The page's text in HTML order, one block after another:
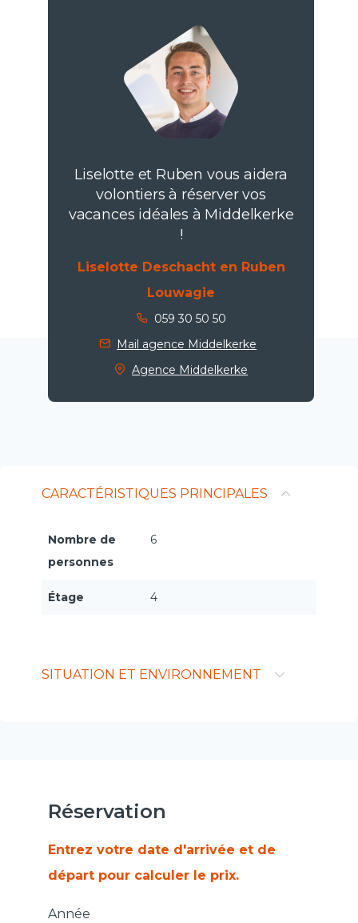
Liselotte et Ruben vous aidera
volontiers à réserver vos
vacances idéales à Middelkerke
!
Liselotte Deschacht en Ruben
Louwagie
059 30 50 50
Mail agence Middelkerke
Agence Middelkerke
CARACTÉRISTIQUES PRINCIPALES
Nombre de
personnes
6
Étage 4
SITUATION ET ENVIRONNEMENT
Réservation
Entrez votre date d'arrivée et de
départ pour calculer le prix.
Année